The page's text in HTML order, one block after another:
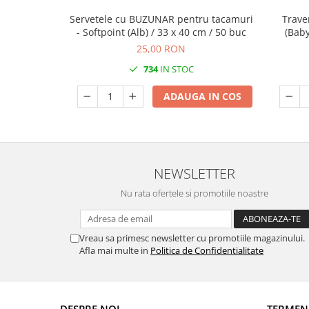
DECOR TOAMNA
DECOR MOS NICOLAE
TEMATICA FLORALA
Servetele cu BUZUNAR pentru tacamuri
- Softpoint (Alb) / 33 x 40 cm / 50 buc
25,00 RON
734IN STOC
ADAUGA IN COS
NEWSLETTER
Nu rata ofertele si promotiile noastre
Vreau sa primesc newsletter cu promotiile magazinului.
Afla mai multe in Politica de Confidentialitate